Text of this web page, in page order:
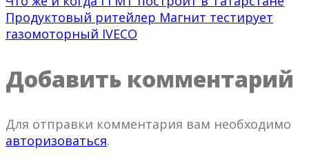
Продуктовый ритейлер Магнит тестирует
газомоторный IVECO
Добавить комментарий
Для отправки комментария вам необходимо
авторизоваться.